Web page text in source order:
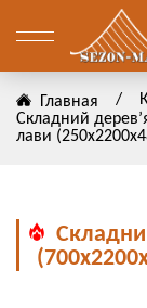
Главная /
Складний
лави